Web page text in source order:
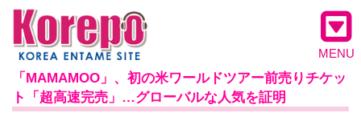
MENU
「MAMAMOO」、初の米ワールドツアー前売りチケッ
ト「超高速完売」…グローバルな人気を証明